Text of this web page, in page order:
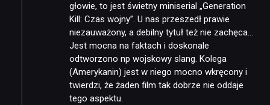
głowie, to jest świetny miniserial „Generation
Kill: Czas wojny”. U nas przeszedł prawie
niezauważony, a debilny tytuł też nie zachęca…
Jest mocna na faktach i doskonale
odtworzono np wojskowy slang. Kolega
(Amerykanin) jest w niego mocno wkręcony i
twierdzi, że żaden film tak dobrze nie oddaje
tego aspektu.